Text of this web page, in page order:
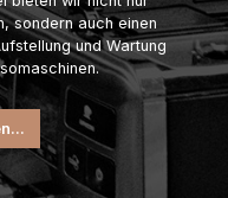
sondern auch einen
und Wartung